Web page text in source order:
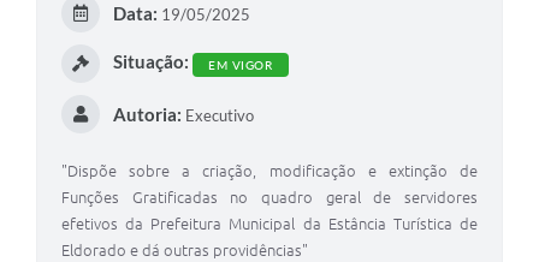
Data: 19/05/2025
Situação: EM VIGOR
Autoria: Executivo
"Dispõe sobre a criação, modificação e extinção de
Funções Gratificadas no quadro geral de servidores
efetivos da Prefeitura Municipal da Estância Turística de
Eldorado e dá outras providências"